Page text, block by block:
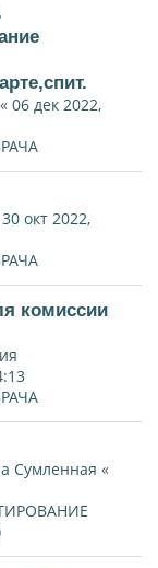
« 06 дек 2022,
30 окт 2022,
комиссии
Сумленная «